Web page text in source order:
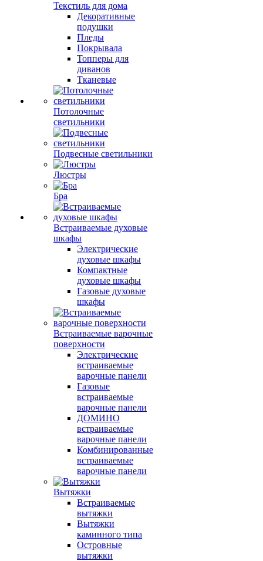
Текстиль для дома
Декоративные
подушки
Пледы
Покрывала
Топперы для
диванов
Тканевые
Потолочные
светильники
Подвесные светильники
Люстры
Бра
Встраиваемые духовые
шкафы
Электрические
духовые шкафы
Компактные
духовые шкафы
Газовые духовые
шкафы
Встраиваемые варочные
поверхности
Электрические
встраиваемые
варочные панели
Газовые
встраиваемые
варочные панели
ДОМИНО
встраиваемые
варочные панели
Комбинированные
встраиваемые
варочные панели
Вытяжки
Встраиваемые
вытяжки
Вытяжки
каминного типа
Островные
вытяжки